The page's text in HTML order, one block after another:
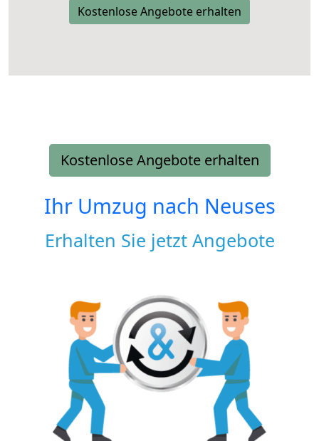
Kostenlose Angebote erhalten
Kostenlose Angebote erhalten
Ihr Umzug nach Neuses
Erhalten Sie jetzt Angebote